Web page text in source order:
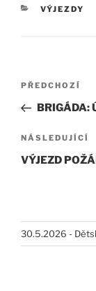
RUBRIKY
VÝJEZDY
Navigace
příspěvek
Předchozí
příspěvek
PŘEDCHOZÍ
BRIGÁDA:
Následující
příspěvek
NÁSLEDUJÍCÍ
VÝJEZD
30.5.2026 -